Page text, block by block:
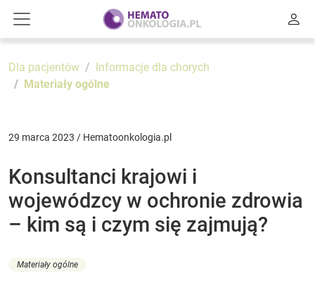
Dla pacjentów
Informacje dla chorych
Materiały ogólne
29 marca 2023 / Hematoonkologia.pl
Konsultanci krajowi i
wojewódzcy w ochronie zdrowia
– kim są i czym się zajmują?
Materiały ogólne